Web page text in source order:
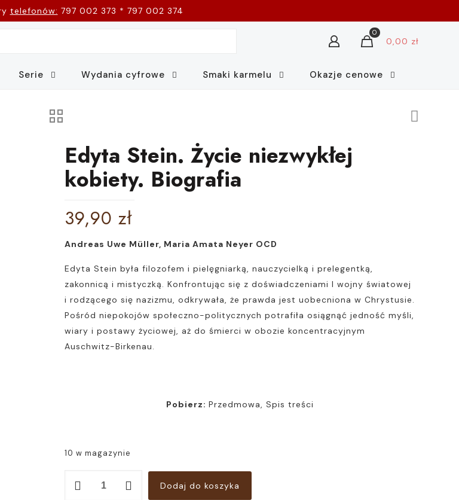
telefonów: 797 002 373 * 797 002 374
0
0,00 zł
Serie Wydania cyfrowe Smaki karmelu Okazje cenowe
Edyta Stein. Życie niezwykłej
kobiety. Biografia
39,90 zł
Andreas Uwe Müller, Maria Amata Neyer OCD
Edyta Stein była filozofem i pielęgniarką, nauczycielką i prelegentką,
zakonnicą i mistyczką. Konfrontując się z doświadczeniami I wojny światowej
i rodzącego się nazizmu, odkrywała, że prawda jest uobecniona w Chrystusie.
Pośród niepokojów społeczno-politycznych potrafiła osiągnąć jedność myśli,
wiary i postawy życiowej, aż do śmierci w obozie koncentracyjnym
Auschwitz-Birkenau.
Pobierz: Przedmowa, Spis treści
10 w magazynie
Edyta
Dodaj do koszyka